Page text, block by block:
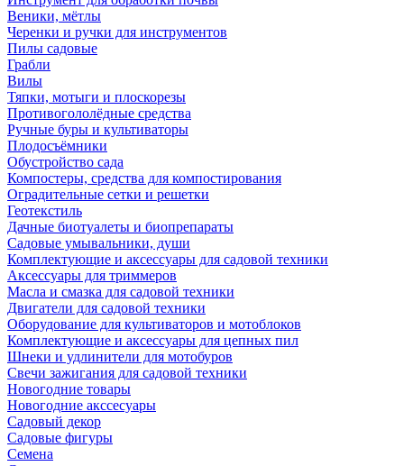
Веники, мётлы
Черенки и ручки для инструментов
Пилы садовые
Грабли
Вилы
Тяпки, мотыги и плоскорезы
Противогололёдные средства
Ручные буры и культиваторы
Плодосъёмники
Обустройство сада
Компостеры, средства для компостирования
Оградительные сетки и решетки
Геотекстиль
Дачные биотуалеты и биопрепараты
Садовые умывальники, души
Комплектующие и аксессуары для садовой техники
Аксессуары для триммеров
Масла и смазка для садовой техники
Двигатели для садовой техники
Оборудование для культиваторов и мотоблоков
Комплектующие и аксессуары для цепных пил
Шнеки и удлинители для мотобуров
Свечи зажигания для садовой техники
Новогодние товары
Новогодние акссесуары
Садовый декор
Садовые фигуры
Семена